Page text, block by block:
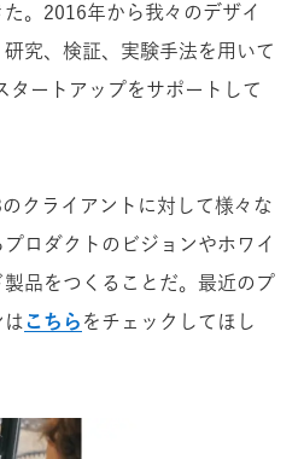
。2016年から我々のデザイ
究、検証、実験手法を用いて
タートアップをサポートして
クライアントに対して様々な
ロダクトのビジョンやホワイ
製品をつくることだ。最近のプ
こちら をチェックしてほし